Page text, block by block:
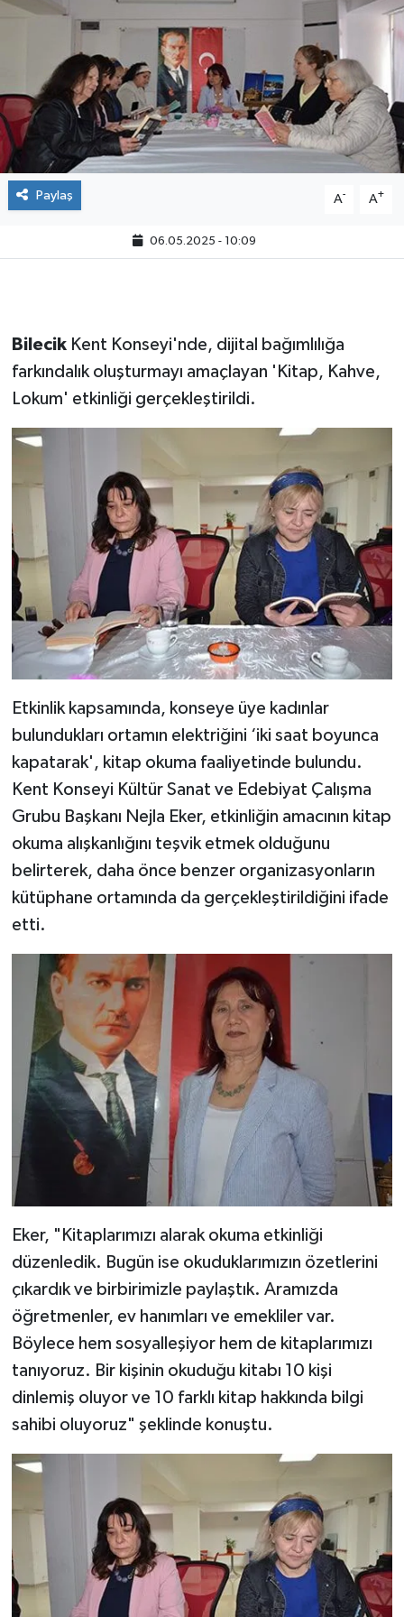
Paylaş A- A+
06.05.2025 - 10:09
BilecikKent Konseyi'nde, dijital bağımlılığa
farkındalık oluşturmayı amaçlayan 'Kitap, Kahve,
Lokum' etkinliği gerçekleştirildi.
Etkinlik kapsamında, konseye üye kadınlar
bulundukları ortamın elektriğini ‘iki saat boyunca
kapatarak', kitap okuma faaliyetinde bulundu.
Kent Konseyi Kültür Sanat ve Edebiyat Çalışma
Grubu Başkanı Nejla Eker, etkinliğin amacının kitap
okuma alışkanlığını teşvik etmek olduğunu
belirterek, daha önce benzer organizasyonların
kütüphane ortamında da gerçekleştirildiğini ifade
etti.
Eker, "Kitaplarımızı alarak okuma etkinliği
düzenledik. Bugün ise okuduklarımızın özetlerini
çıkardık ve birbirimizle paylaştık. Aramızda
öğretmenler, ev hanımları ve emekliler var.
Böylece hem sosyalleşiyor hem de kitaplarımızı
tanıyoruz. Bir kişinin okuduğu kitabı 10 kişi
dinlemiş oluyor ve 10 farklı kitap hakkında bilgi
sahibi oluyoruz" şeklinde konuştu.